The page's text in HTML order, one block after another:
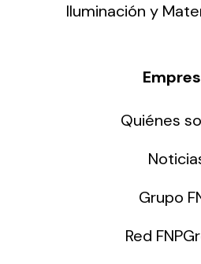
Iluminación y
Quiénes
Grupo
Red